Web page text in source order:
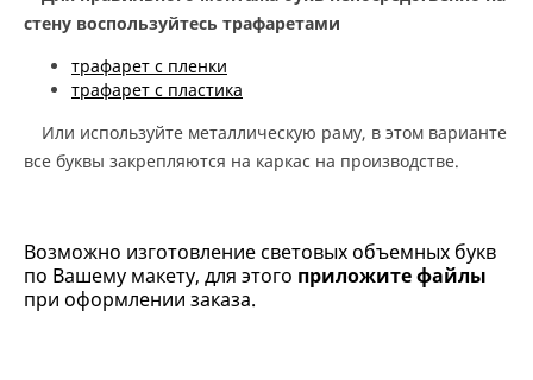
стену воспользуйтесь трафаретами
трафарет с пленки
трафарет с пластика
Или используйте металлическую раму, в этом варианте
все буквы закрепляются на каркас на производстве.
Возможно изготовление световых объемных букв
по Вашему макету, для этого приложите файлы
при оформлении заказа.